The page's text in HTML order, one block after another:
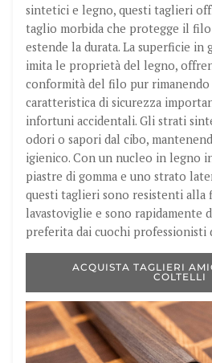
sintetici e legno, questi taglieri
taglio morbida che protegge il
estende la durata. La superficie in
imita le proprietà del legno,
conformità del filo pur
caratteristica di sicurezza
infortuni accidentali. Gli strati
odori o sapori dal cibo,
igienico. Con un nucleo in legno
piastre di gomma e uno strato
questi taglieri sono resistenti alla
lavastoviglie e sono rapidamente
preferita dai cuochi professionisti
ACQUISTA TAGLIERI
COLTELLI